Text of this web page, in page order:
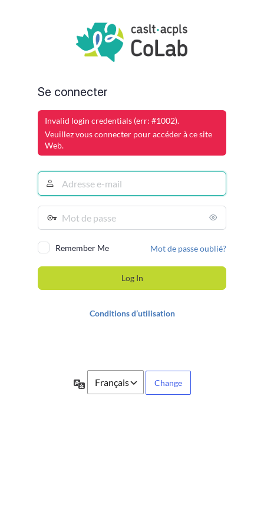
Se connecter
Invalid login credentials (err: #1002).
Veuillez vous connecter pour accéder à ce site
Web.
Adresse
Password
Remember Me Mot de passe oublié?
Conditions d’utilisation
Language